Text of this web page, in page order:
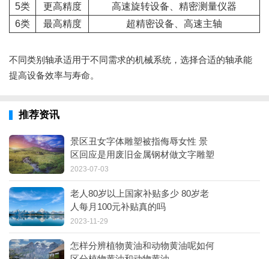
5类
更高精度
高速旋转设备、精密测量仪器
6类
最高精度 超精密设备、高速主轴
不同类别轴承适用于不同需求的机械系统，选择合适的轴承能
提高设备效率与寿命。
推荐资讯
景区丑女字体雕塑被指侮辱女性 景
区回应是用废旧金属钢材做文字雕塑
的互动项目
2023-07-03
老人80岁以上国家补贴多少 80岁老
人每月100元补贴真的吗
2023-11-29
怎样分辨植物黄油和动物黄油呢如何